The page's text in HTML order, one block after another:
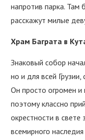
напротив парка. Там
расскажут милые
Храм Баграта в
Знаковый собор
но и для всей
Он просто огромен и
поэтому классно
окрестности в свете
всемирного